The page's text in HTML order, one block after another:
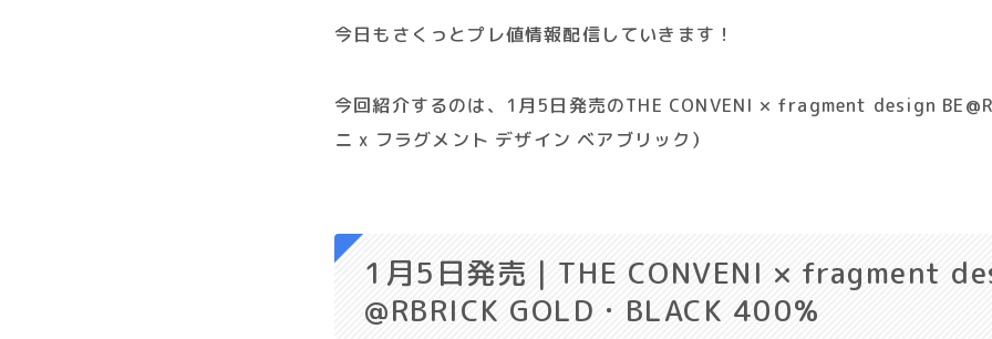
今日もさくっとプレ値情報配信していきます！
今回紹介するのは、1月5日発売のTHE CONVENI × fragment design
ニ x フラグメント デザイン ベアブリック）
1月5 日発売｜THE CONVENI × fragment
@RBRICK GOLD・BLACK 400%